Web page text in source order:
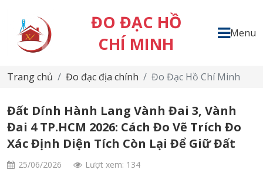
ĐO ĐẠC HỒ
CHÍ MINH
Menu
Trang chủ Đo đạc địa chính Đo Đạc Hồ Chí Minh
Đất Dính Hành Lang Vành Đai 3, Vành
Đai 4 TP.HCM 2026: Cách Đo Vẽ Trích Đo
Xác Định Diện Tích Còn Lại Để Giữ Đất
25/06/2026 Lượt xem: 134